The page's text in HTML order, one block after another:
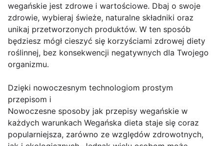
wegańskie jest zdrowe i wartościowe. Dbaj o swoje
zdrowie, wybieraj świeże, naturalne składniki oraz
unikaj przetworzonych produktów. W ten sposób
będziesz mógł cieszyć się korzyściami zdrowej diety
roślinnej, bez konsekwencji negatywnych dla Twojego
organizmu.
Dzięki nowoczesnym technologiom prostym
przepisom i
Nowoczesne sposoby jak przepisy wegańskie w
każdych warunkach Wegańska dieta staje się coraz
popularniejsza, zarówno ze względów zdrowotnych,